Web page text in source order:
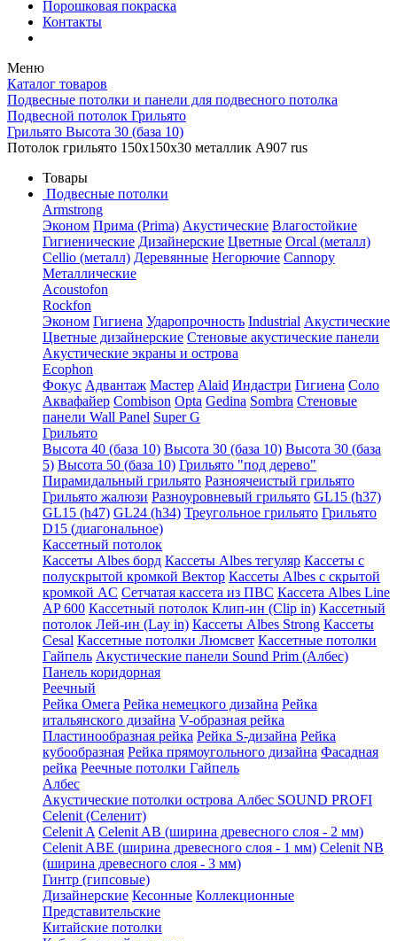
Порошковая покраска
Контакты
Меню
Каталог товаров
Подвесные потолки и панели для подвесного потолка
Подвесной потолок Грильято
Грильято Высота 30 (база 10)
Потолок грильято 150х150х30 металлик А907 rus
Товары
Подвесные потолки
Armstrong
Эконом Прима (Prima) Акустические Влагостойкие
Гигиенические Дизайнерские Цветные Orcal (металл)
Cellio (металл) Деревянные Негорючие Cannopy
Металлические
Acoustofon
Rockfon
Эконом Гигиена Ударопрочность Industrial Акустические
Цветные дизайнерские Стеновые акустические панели
Акустические экраны и острова
Ecophon
Фокус Адвантаж Мастер Alaid Индастри Гигиена Соло
Аквафайер Combison Opta Gedina Sombra Стеновые
панели Wall Panel Super G
Грильято
Высота 40 (база 10) Высота 30 (база 10) Высота 30 (база
5) Высота 50 (база 10) Грильято "под дерево"
Пирамидальный грильято Разноячеистый грильято
Грильято жалюзи Разноуровневый грильято GL15 (h37)
GL15 (h47) GL24 (h34) Треугольное грильято Грильято
D15 (диагональное)
Кассетный потолок
Кассеты Albes борд Кассеты Albes тегуляр Кассеты с
полускрытой кромкой Вектор Кассеты Albes с скрытой
кромкой AC Сетчатая кассета из ПВС Кассета Albes Line
AP 600 Кассетный потолок Клип-ин (Clip in) Кассетный
потолок Лей-ин (Lay in) Кассеты Albes Strong Кассеты
Cesal Кассетные потолки Люмсвет Кассетные потолки
Гайпель Акустические панели Sound Prim (Албес)
Панель коридорная
Реечный
Рейка Омега Рейка немецкого дизайна Рейка
итальянского дизайна V-образная рейка
Пластинообразная рейка Рейка S-дизайна Рейка
кубообразная Рейка прямоугольного дизайна Фасадная
рейка Реечные потолки Гайпель
Албес
Акустические потолки острова Албес SOUND PROFI
Celenit (Селенит)
Celenit A Celenit AB (ширина древесного слоя - 2 мм)
Celenit ABE (ширина древесного слоя - 1 мм) Celenit NB
(ширина древесного слоя - 3 мм)
Гинтр (гипсовые)
Дизайнерские Кесонные Коллекционные
Представительские
Китайские потолки